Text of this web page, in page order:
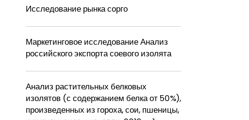
Исследование рынка сорго
Маркетинговое исследование Анализ
российского экспорта соевого изолята
Анализ растительных белковых
изолятов (с содержанием белка от 50%),
произведенных из гороха, сои, пшеницы,